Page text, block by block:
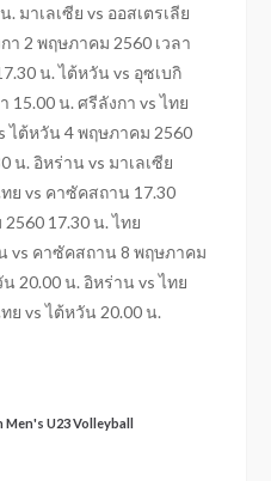
มาเลเซีย vs ออสเตรเลีย
า 2 พฤษภาคม 2560 เวลา
น. ไต้หวัน vs อุซเบกิ
15.00 น. ศรีลังกา vs ไทย
ไต้หวัน 4 พฤษภาคม 2560
น. อิหร่าน vs มาเลเซีย
ย vs คาซัคสถาน 17.30
17.30 น. ไทย
vs คาซัคสถาน 8 พฤษภาคม
20.00 น. อิหร่าน vs ไทย
ย vs ไต้หวัน 20.00 น.
Men's U23 Volleyball